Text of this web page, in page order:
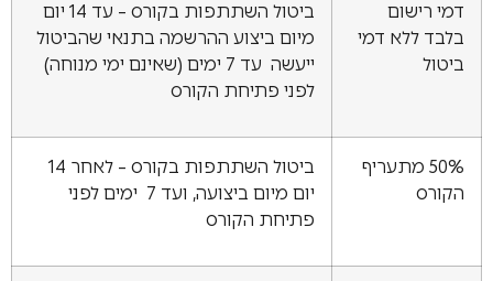
דמי רישום
בלבד ללא דמי
ביטול
ביטול השתתפות בקורס – עד 14 יום
מיום ביצוע ההרשמה בתנאי שהביטול
ייעשה עד 7 ימים (שאינם ימי מנוחה)
לפני פתיחת הקורס
50% מתעריף
הקורס
ביטול השתתפות בקורס – לאחר 14
יום מיום ביצועה, ועד 7 ימים לפני
פתיחת הקורס